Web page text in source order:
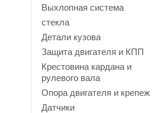
Выхлопная система
стекла
Детали кузова
Защита двигателя и КПП
Крестовина кардана и
рулевого вала
Опора двигателя и крепеж
Датчики